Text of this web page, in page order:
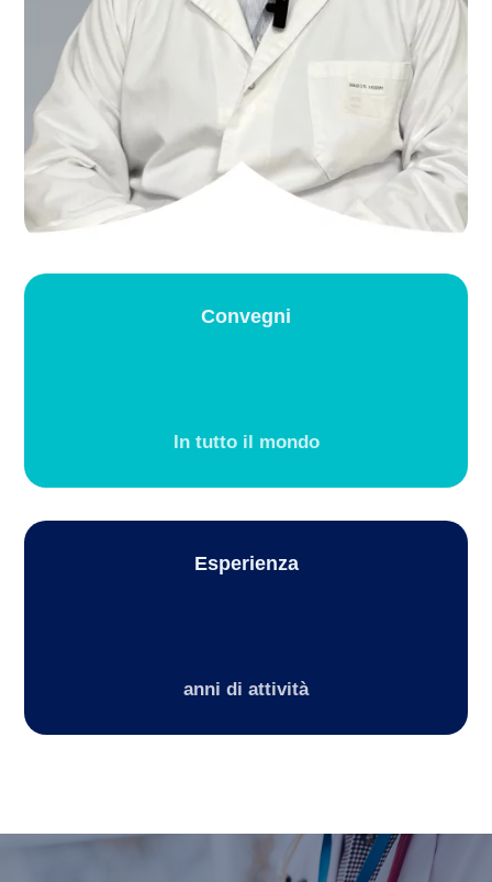
Convegni
In tutto il mondo
Esperienza
anni di attività